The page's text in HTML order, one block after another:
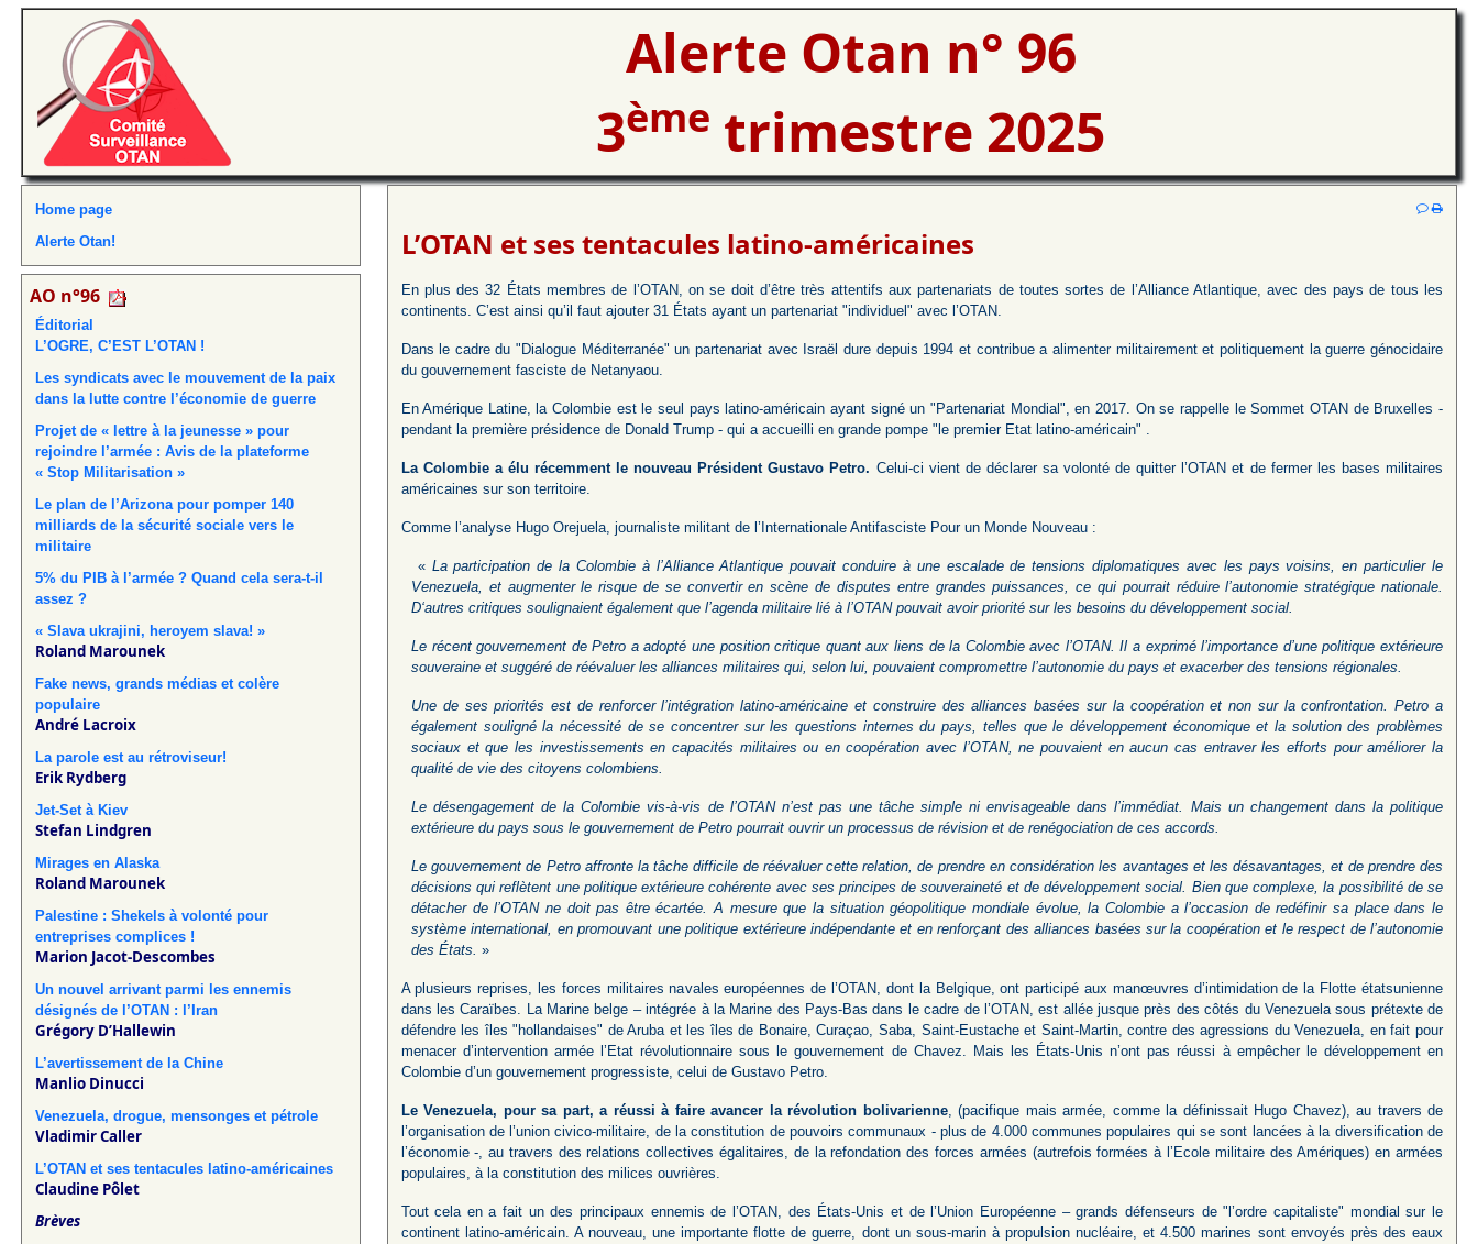
Alerte Otan n° 96
3ème trimestre 2025
Home page
Alerte Otan!
AO n°96
Éditorial
L’OGRE, C’EST L’OTAN !
Les syndicats avec le mouvement de la paix
dans la lutte contre l’économie de guerre
Projet de « lettre à la jeunesse » pour
rejoindre l’armée : Avis de la plateforme
« Stop Militarisation »
Le plan de l’Arizona pour pomper 140
milliards de la sécurité sociale vers le
militaire
5% du PIB à l’armée ? Quand cela sera-t-il
assez ?
« Slava ukrajini, heroyem slava! »
Roland Marounek
Fake news, grands médias et colère
populaire
André Lacroix
La parole est au rétroviseur!
Erik Rydberg
Jet-Set à Kiev
Stefan Lindgren
Mirages en Alaska
Roland Marounek
Palestine : Shekels à volonté pour
entreprises complices !
Marion Jacot-Descombes
Un nouvel arrivant parmi les ennemis
désignés de l’OTAN : l’Iran
Grégory D’Hallewin
L’avertissement de la Chine
Manlio Dinucci
Venezuela, drogue, mensonges et pétrole
Vladimir Caller
L’OTAN et ses tentacules latino-américaines
Claudine Pôlet
Brèves
L’OTAN et ses tentacules latino-américaines
En plus des 32 États membres de l’OTAN, on se doit d’être très attentifs aux partenariats de toutes sortes de l’Alliance Atlantique, avec des pays de tous les
continents. C’est ainsi qu’il faut ajouter 31 États ayant un partenariat "individuel" avec l’OTAN.
Dans le cadre du "Dialogue Méditerranée" un partenariat avec Israël dure depuis 1994 et contribue a alimenter militairement et politiquement la guerre génocidaire
du gouvernement fasciste de Netanyaou.
En Amérique Latine, la Colombie est le seul pays latino-américain ayant signé un "Partenariat Mondial", en 2017. On se rappelle le Sommet OTAN de Bruxelles -
pendant la première présidence de Donald Trump - qui a accueilli en grande pompe "le premier Etat latino-américain" .
La Colombie a élu récemment le nouveau Président Gustavo Petro. Celui-ci vient de déclarer sa volonté de quitter l’OTAN et de fermer les bases militaires
américaines sur son territoire.
Comme l’analyse Hugo Orejuela, journaliste militant de l’Internationale Antifasciste Pour un Monde Nouveau :
« La participation de la Colombie à l’Alliance Atlantique pouvait conduire à une escalade de tensions diplomatiques avec les pays voisins, en particulier le
Venezuela, et augmenter le risque de se convertir en scène de disputes entre grandes puissances, ce qui pourrait réduire l’autonomie stratégique nationale.
D‘autres critiques soulignaient également que l’agenda militaire lié à l’OTAN pouvait avoir priorité sur les besoins du développement social.
Le récent gouvernement de Petro a adopté une position critique quant aux liens de la Colombie avec l’OTAN. Il a exprimé l’importance d’une politique extérieure
souveraine et suggéré de réévaluer les alliances militaires qui, selon lui, pouvaient compromettre l’autonomie du pays et exacerber des tensions régionales.
Une de ses priorités est de renforcer l’intégration latino-américaine et construire des alliances basées sur la coopération et non sur la confrontation. Petro a
également souligné la nécessité de se concentrer sur les questions internes du pays, telles que le développement économique et la solution des problèmes
sociaux et que les investissements en capacités militaires ou en coopération avec l’OTAN, ne pouvaient en aucun cas entraver les efforts pour améliorer la
qualité de vie des citoyens colombiens.
Le désengagement de la Colombie vis-à-vis de l’OTAN n’est pas une tâche simple ni envisageable dans l’immédiat. Mais un changement dans la politique
extérieure du pays sous le gouvernement de Petro pourrait ouvrir un processus de révision et de renégociation de ces accords.
Le gouvernement de Petro affronte la tâche difficile de réévaluer cette relation, de prendre en considération les avantages et les désavantages, et de prendre des
décisions qui reflètent une politique extérieure cohérente avec ses principes de souveraineté et de développement social. Bien que complexe, la possibilité de se
détacher de l’OTAN ne doit pas être écartée. A mesure que la situation géopolitique mondiale évolue, la Colombie a l’occasion de redéfinir sa place dans le
système international, en promouvant une politique extérieure indépendante et en renforçant des alliances basées sur la coopération et le respect de l’autonomie
des États. »
A plusieurs reprises, les forces militaires navales européennes de l’OTAN, dont la Belgique, ont participé aux manœuvres d’intimidation de la Flotte étatsunienne
dans les Caraïbes. La Marine belge – intégrée à la Marine des Pays-Bas dans le cadre de l’OTAN, est allée jusque près des côtés du Venezuela sous prétexte de
défendre les îles "hollandaises" de Aruba et les îles de Bonaire, Curaçao, Saba, Saint-Eustache et Saint-Martin, contre des agressions du Venezuela, en fait pour
menacer d’intervention armée l’Etat révolutionnaire sous le gouvernement de Chavez. Mais les États-Unis n’ont pas réussi à empêcher le développement en
Colombie d’un gouvernement progressiste, celui de Gustavo Petro.
Le Venezuela, pour sa part, a réussi à faire avancer la révolution bolivarienne, (pacifique mais armée, comme la définissait Hugo Chavez), au travers de
l’organisation de l’union civico-militaire, de la constitution de pouvoirs communaux - plus de 4.000 communes populaires qui se sont lancées à la diversification de
l’économie -, au travers des relations collectives égalitaires, de la refondation des forces armées (autrefois formées à l’Ecole militaire des Amériques) en armées
populaires, à la constitution des milices ouvrières.
Tout cela en a fait un des principaux ennemis de l’OTAN, des États-Unis et de l’Union Européenne – grands défenseurs de "l’ordre capitaliste" mondial sur le
continent latino-américain. A nouveau, une importante flotte de guerre, dont un sous-marin à propulsion nucléaire, et 4.500 marines sont envoyés près des eaux